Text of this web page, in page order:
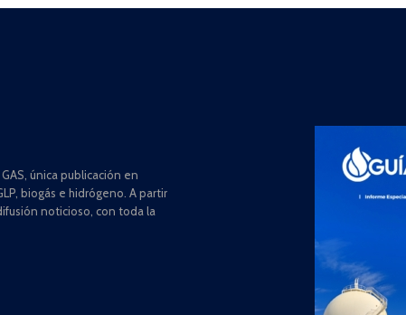
única publicación en
biogás e hidrógeno. A partir
noticioso, con toda la